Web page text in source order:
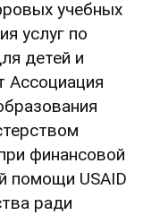
учебных
услуг по
детей и
Ассоциация
финансовой
помощи USAID
ради